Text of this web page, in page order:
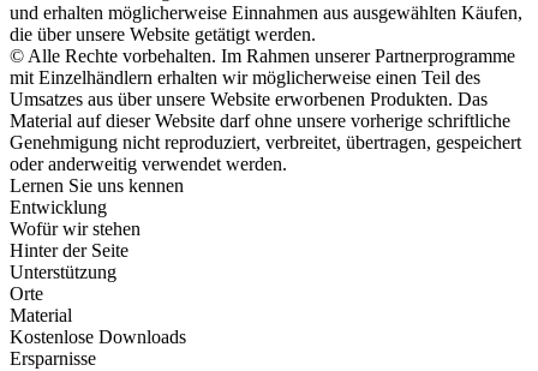
und erhalten möglicherweise Einnahmen aus ausgewählten Käufen,
die über unsere Website getätigt werden.
© Alle Rechte vorbehalten. Im Rahmen unserer Partnerprogramme
mit Einzelhändlern erhalten wir möglicherweise einen Teil des
Umsatzes aus über unsere Website erworbenen Produkten. Das
Material auf dieser Website darf ohne unsere vorherige schriftliche
Genehmigung nicht reproduziert, verbreitet, übertragen, gespeichert
oder anderweitig verwendet werden.
Lernen Sie uns kennen
Entwicklung
Wofür wir stehen
Hinter der Seite
Unterstützung
Orte
Material
Kostenlose Downloads
Ersparnisse